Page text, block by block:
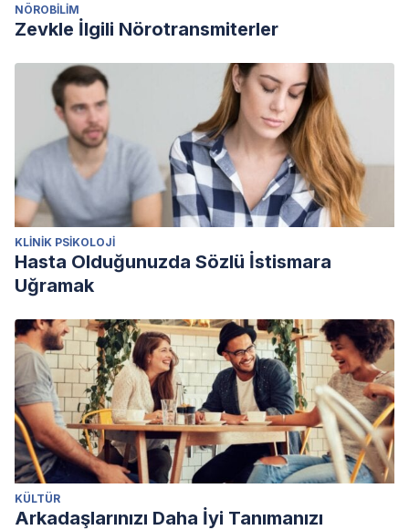
NÖROBILIM
Zevkle İlgili Nörotransmiterler
KLINIK PSIKOLOJI
Hasta Olduğunuzda Sözlü İstismara
Uğramak
KÜLTÜR
Arkadaşlarınızı Daha İyi Tanımanızı